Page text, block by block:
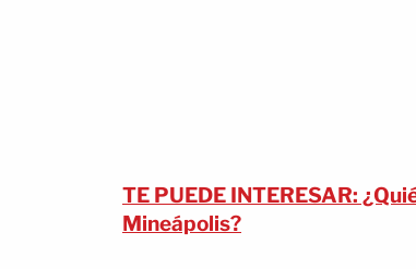
TE PUEDE INTERESAR:
Mineápolis?